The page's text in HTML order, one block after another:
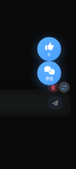
0
评论